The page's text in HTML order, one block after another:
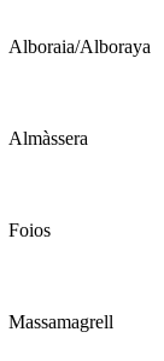
Alboraia/Alboraya
Almàssera
Foios
Massamagrell